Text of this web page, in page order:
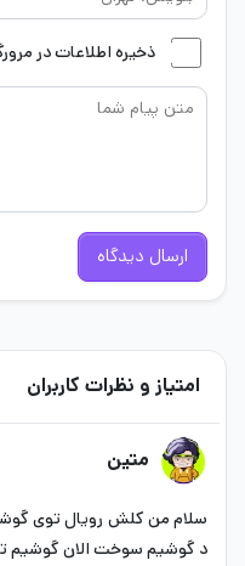
ذخیره اطلاعات در
ارسال دیدگاه
امتیاز و نظرات کاربران
متین
د گوشیم سوخت الان گوشیم